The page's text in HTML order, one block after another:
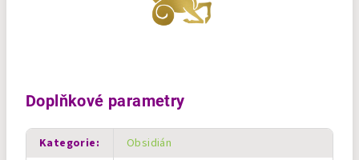
Doplňkové parametry
Kategorie:
Obsidián